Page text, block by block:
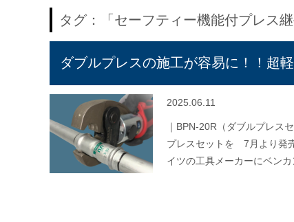
CUプレス
専用工具類
絶縁フランジシリーズ
規格認定・認証・その他資料
環境情報
タグ：「セーフティー機能付プレス
ダブルプレスの施工が容易に！！超
2025.06.11
｜BPN-20R（ダブルプレス
プレスセットを 7月より発
イツの工具メーカーにベン